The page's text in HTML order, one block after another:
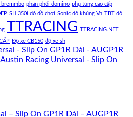
bremmbo phân phối domino phụ tùng cao cấp
SH 350i độ đồ chơi Sonic độ khủng Vn TBT độ
TTRACING TTRACING.NET
Độ xe CB150 độ xe sh
– Slip On GP1R Dài – AUGP1R